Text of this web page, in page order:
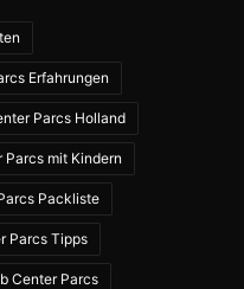
Erfahrungen
Parcs Holland
Parcs mit Kindern
Packliste
Parcs Tipps
Center Parcs